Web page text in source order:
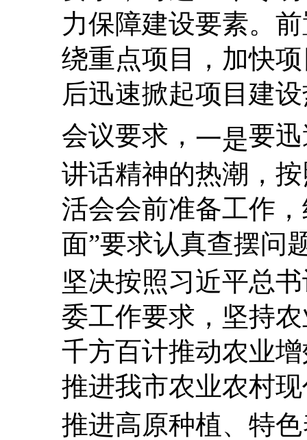
力保障建设要素。
绕重点项目，加快
后迅速掀起项目建
会议要求， 一是要
讲话精神的热潮，
活会会前准备工作
面”要求认真查摆问
坚决按照习近平总
委工作要求，坚持
千方百计推动农业
推进我市农业农村
推进高原种植、特